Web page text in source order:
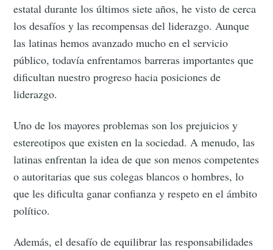
estatal durante los últimos siete años, he visto de cerca
los desafíos y las recompensas del liderazgo. Aunque
las latinas hemos avanzado mucho en el servicio
público, todavía enfrentamos barreras importantes que
dificultan nuestro progreso hacia posiciones de
liderazgo.
Uno de los mayores problemas son los prejuicios y
estereotipos que existen en la sociedad. A menudo, las
latinas enfrentan la idea de que son menos competentes
o autoritarias que sus colegas blancos o hombres, lo
que les dificulta ganar confianza y respeto en el ámbito
político.
Además, el desafío de equilibrar las responsabilidades